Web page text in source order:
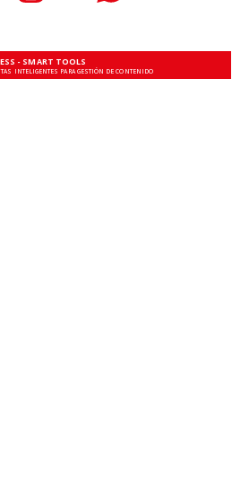
- SMART TOOLS
INTELIGENTES PARA GESTIÓN DE CONTENIDO